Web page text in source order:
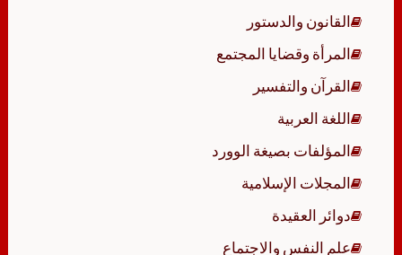
القانون والدستور
المرأة وقضايا المجتمع
القرآن والتفسير
اللغة العربية
المؤلفات بصيغة الوورد
المجلات الإسلامية
دوائر العقيدة
علم النفس والاجتماع